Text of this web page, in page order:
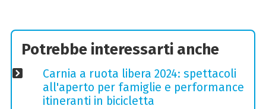
Potrebbe interessarti anche
Carnia a ruota libera 2024: spettacoli
all'aperto per famiglie e performance
itineranti in bicicletta